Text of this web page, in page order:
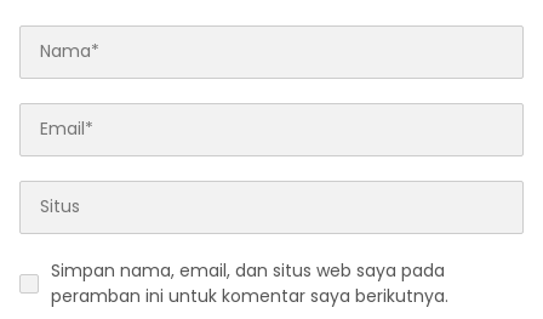
Simpan nama, email, dan situs web saya pada
peramban ini untuk komentar saya berikutnya.